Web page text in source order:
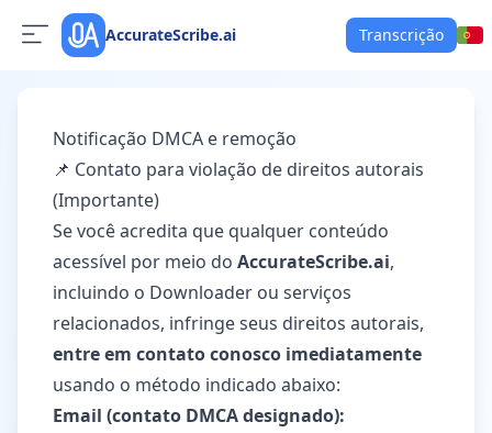
AccurateScribe.ai Transcrição
Notificação DMCA e remoção
📌 Contato para violação de direitos autorais
(Importante)
Se você acredita que qualquer conteúdo
acessível por meio do AccurateScribe.ai,
incluindo o Downloader ou serviços
relacionados, infringe seus direitos autorais,
entre em contato conosco imediatamente
usando o método indicado abaixo:
Email (contato DMCA designado):